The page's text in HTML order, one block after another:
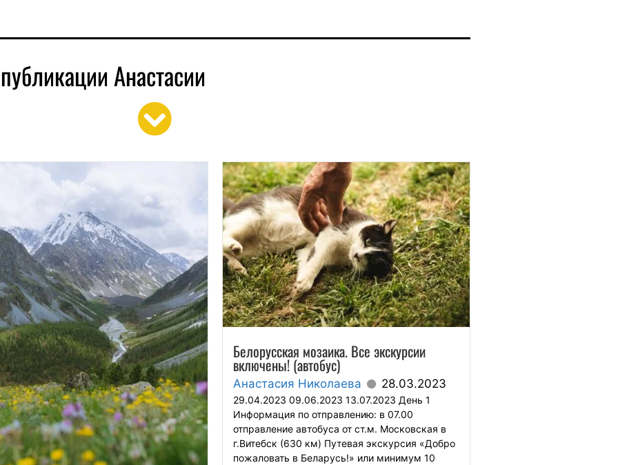
Анастасии
Белорусская мозаика. Все экскурсии
включены! (автобус)
Анастасия Николаева 28.03.2023
29.04.2023 09.06.2023 13.07.2023 День 1
Информация по отправлению: в 07.00
отправление автобуса от ст.м. Московская в
г.Витебск (630 км) Путевая экскурсия «Добро
пожаловать в Беларусь!» или минимум 10